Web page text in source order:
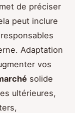
de préciser
peut inclure
Adaptation
vos
solide
ultérieures,